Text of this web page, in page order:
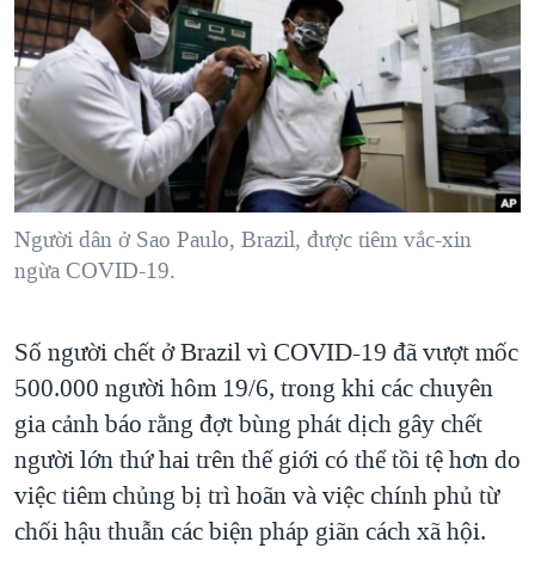
"Tìm"NGƯỜI VIỆT HẢI NGOẠI
ĐỜI SỐNG
KINH TẾ
KHOA HỌC
SỨC KHOẺ
VĂN HOÁ
THỂ THAO
TẠI
HÀNH TRÌNH BẦU CỬ 2024
MỘT NĂM CHIẾN TRANH TẠI DẢI GAZA
GIẢI MÃ VÀNH ĐAI & CON ĐƯỜNG
NGÀY TỊ NẠN THẾ GIỚI
GROUND ZERO – XƯA VÀ NAY
CÁC GIÁ TRỊ CỘNG HÒA Ở VIỆT NAM
THƯỢNG ĐỈNH TRUMP-KIM TẠI VIỆT NAM
TRỊNH VĨNH BÌNH VS. CHÍNH PHỦ VIỆT NAM
NGƯ DÂN VIỆT VÀ LÀN SÓNG TRỘM HẢI SÂM
BÊN KIA QUỐC LỘ: TIẾNG VỌNG TỪ NÔNG THÔN MỸ
VIDEO
NGHE
MẠNG XÃ HỘI
Ngôn ngữ khác
Người dân ở Sao Paulo, Brazil, được tiêm vắc-xin
ngừa COVID-19.
Số người chết ở Brazil vì COVID-19 đã vượt mốc
500.000 người hôm 19/6, trong khi các chuyên
gia cảnh báo rằng đợt bùng phát dịch gây chết
người lớn thứ hai trên thế giới có thể tồi tệ hơn do
việc tiêm chủng bị trì hoãn và việc chính phủ từ
chối hậu thuẫn các biện pháp giãn cách xã hội.